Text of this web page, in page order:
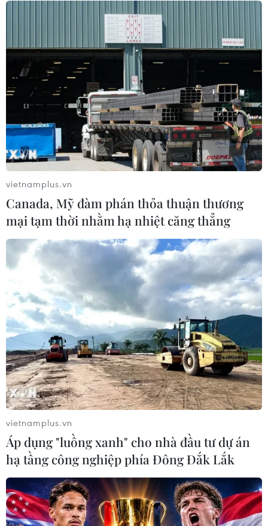
vietnamplus.vn
Canada, Mỹ đàm phán thỏa thuận thương
mại tạm thời nhằm hạ nhiệt căng thẳng
vietnamplus.vn
Áp dụng "luồng xanh" cho nhà đầu tư dự án
hạ tầng công nghiệp phía Đông Đắk Lắk